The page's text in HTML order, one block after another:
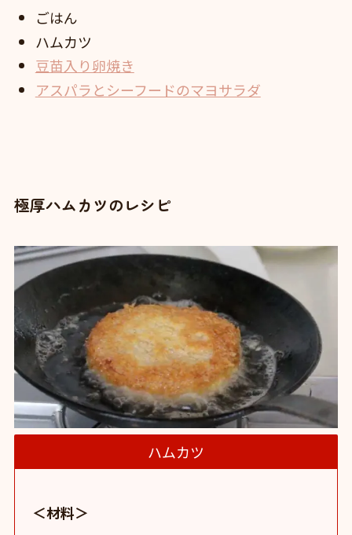
ごはん
ハムカツ
豆苗入り卵焼き
アスパラとシーフードのマヨサラダ
極厚ハムカツのレシピ
ハムカツ
＜材料＞